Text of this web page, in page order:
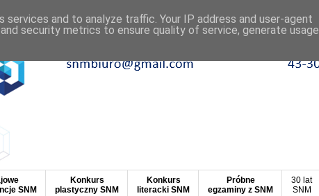
SNM
Konkurs
plastyczny SNM
Konkurs
literacki SNM
Próbne
egzaminy z SNM
30 lat
SNM
and to analyze traffic. Your IP address and user-agent
security metrics to ensure quality of service, generate usage